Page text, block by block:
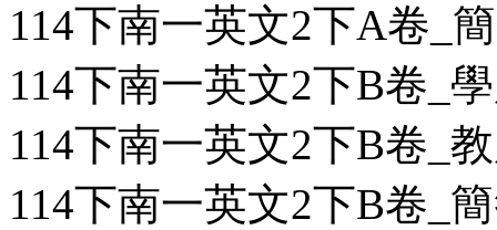
114下南一英文2下A卷_
114下南一英文2下B卷_
114下南一英文2下B卷_
114下南一英文2下B卷_